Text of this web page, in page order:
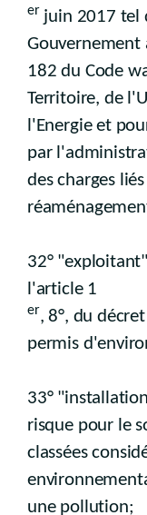
er juin 2017 tel
Gouvernement
182 du Code
Territoire, de
l'Energie et
par
des charges
32°
l'article 1
er, 8°, du
permis
33°
risque pour le
classées
une pollution;